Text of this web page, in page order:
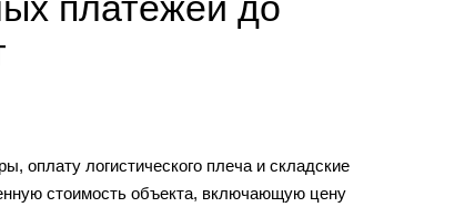
оплату логистического плеча и складские
стоимость объекта, включающую цену